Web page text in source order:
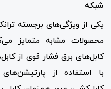
شبکه
یکی از ویژگی‌های برجسته
محصولات مشابه متمایز
کابل‌های برق فشار قوی از
با استفاده از